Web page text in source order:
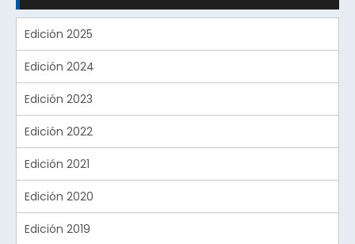
Edición 2025
Edición 2024
Edición 2023
Edición 2022
Edición 2021
Edición 2020
Edición 2019